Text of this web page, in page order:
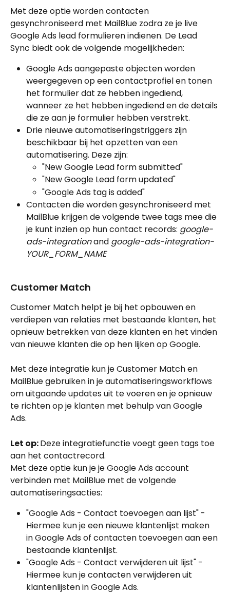
Met deze optie worden contacten
gesynchroniseerd met MailBlue zodra ze je live
Google Ads lead formulieren indienen. De Lead
Sync biedt ook de volgende mogelijkheden:
Google Ads aangepaste objecten worden
weergegeven op een contactprofiel en tonen
het formulier dat ze hebben ingediend,
wanneer ze het hebben ingediend en de details
die ze aan je formulier hebben verstrekt.
Drie nieuwe automatiseringstriggers zijn
beschikbaar bij het opzetten van een
automatisering. Deze zijn:
"New Google Lead form submitted"
"New Google Lead form updated"
"Google Ads tag is added"
Contacten die worden gesynchroniseerd met
MailBlue krijgen de volgende twee tags mee die
je kunt inzien op hun contact records: google-
ads-integration and google-ads-integration-
YOUR_FORM_NAME
Customer Match
Customer Match helpt je bij het opbouwen en
verdiepen van relaties met bestaande klanten, het
opnieuw betrekken van deze klanten en het vinden
van nieuwe klanten die op hen lijken op Google.
Met deze integratie kun je Customer Match en
MailBlue gebruiken in je automatiseringsworkflows
om uitgaande updates uit te voeren en je opnieuw
te richten op je klanten met behulp van Google
Ads.
Let op: Deze integratiefunctie voegt geen tags toe
aan het contactrecord.
Met deze optie kun je je Google Ads account
verbinden met MailBlue met de volgende
automatiseringsacties:
"Google Ads - Contact toevoegen aan lijst" -
Hiermee kun je een nieuwe klantenlijst maken
in Google Ads of contacten toevoegen aan een
bestaande klantenlijst.
"Google Ads - Contact verwijderen uit lijst" -
Hiermee kun je contacten verwijderen uit
klantenlijsten in Google Ads.